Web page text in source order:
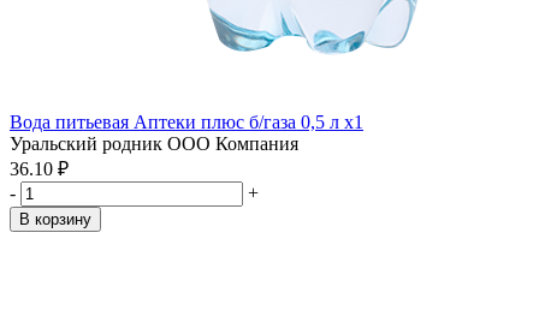
Вода питьевая Аптеки плюс б/газа 0,5 л x1
Уральский родник ООО Компания
36.10 ₽
-
+
В корзину